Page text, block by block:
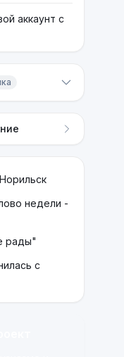
аккаунт с
недели -
рады"
с